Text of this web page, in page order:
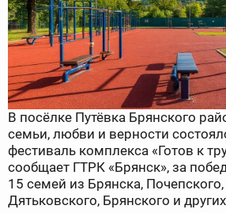
В посёлке Путёвка Брянского
семьи, любви и верности
фестиваль комплекса «Готов к
сообщает ГТРК «Брянск», за
15 семей из Брянска, Почепского,
Дятьковского, Брянского и